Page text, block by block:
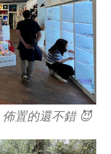
置的還不錯 😈